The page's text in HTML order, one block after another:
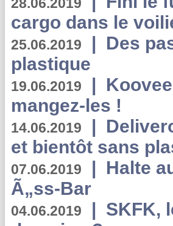
cargo dans le
25.06.2019 | Des
plastique
19.06.2019 |
mangez-les !
14.06.2019 |
et bientôt sans
07.06.2019 | Halte
Ã„ss-Bar
04.06.2019 | SKFK,